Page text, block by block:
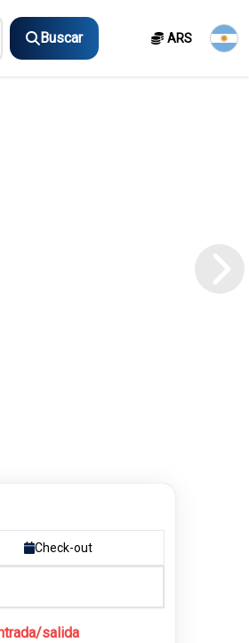
Buscar ARS
Check-out
salida